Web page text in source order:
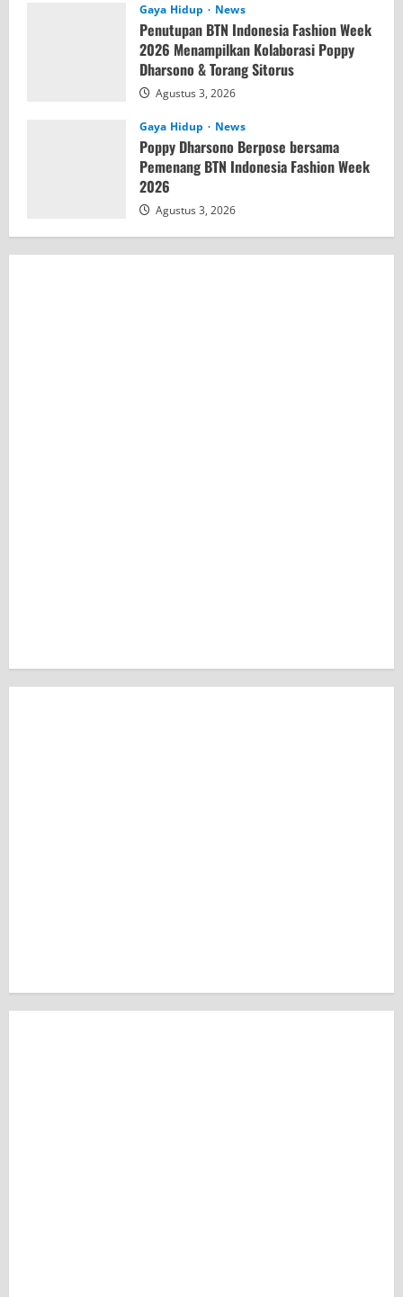
Gaya Hidup News
Penutupan BTN Indonesia Fashion Week
2026 Menampilkan Kolaborasi Poppy
Dharsono & Torang Sitorus
Agustus 3, 2026
Gaya Hidup News
Poppy Dharsono Berpose bersama
Pemenang BTN Indonesia Fashion Week
2026
Agustus 3, 2026